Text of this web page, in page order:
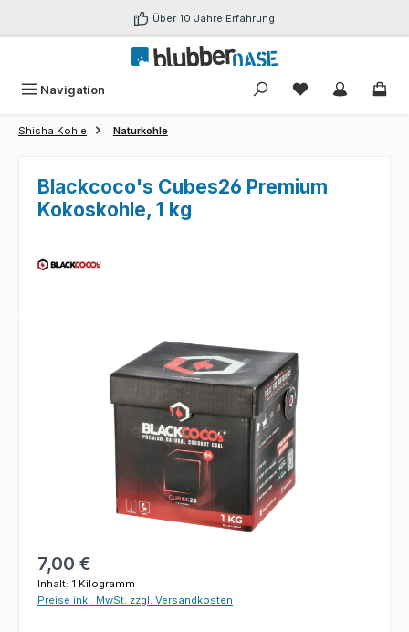
Zum Hauptinhalt springen Über 10 Jahre Erfahrung
Navigation Du hast 0
Shisha Kohle Naturkohle
Blackcoco's Cubes26 Premium
Kokoskohle, 1 kg
Bildergalerie überspringen
Regulärer Preis:
7,00 €
Inhalt: 1 Kilogramm
Preise inkl. MwSt. zzgl. Versandkosten